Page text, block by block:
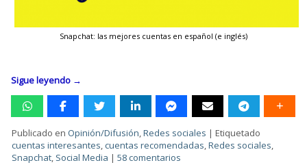
Snapchat: las mejores cuentas en español (e inglés)
Sigue leyendo →
Publicado en Opinión/Difusión,Redes sociales |Etiquetado
cuentas interesantes,cuentas recomendadas,Redes sociales,
Snapchat, Social Media |58 comentarios